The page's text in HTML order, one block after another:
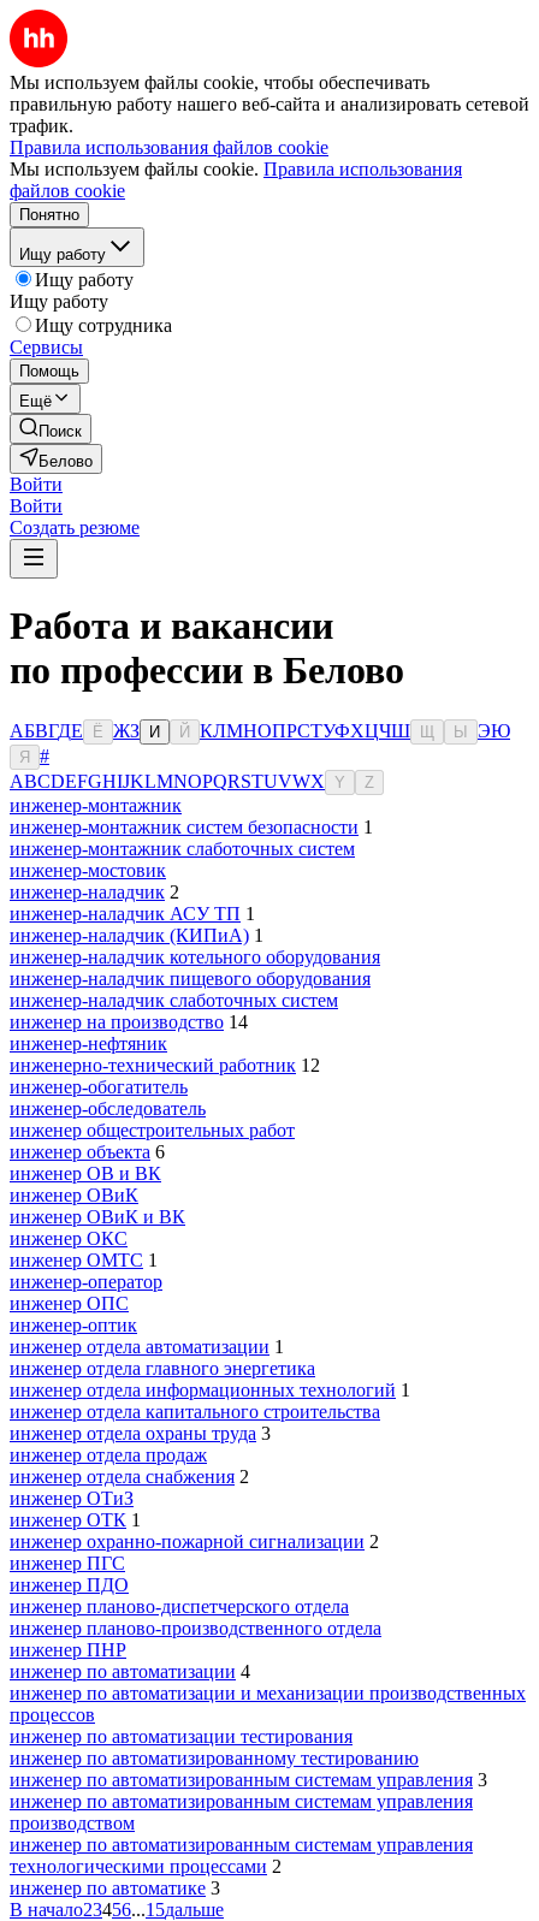
Мы используем файлы cookie, чтобы обеспечивать
правильную работу нашего веб-сайта и анализировать сетевой
трафик.
Правила использования файлов cookie
Мы используем файлы cookie. Правила использования
файлов cookie
Понятно
Ищу работу
Ищу работу
Ищу работу
Ищу сотрудника
Сервисы
Помощь
Ещё
Поиск
Белово
Войти
Войти
Создать резюме
Работа и вакансии
по профессии в Белово
АБВГДЕ Ё ЖЗ И Й КЛМНОПРСТУФХЦЧШ Ы ЭЮ
Я
#
ABCDEFGHIJKLMNOPQRSTUVWX Y Z
инженер-монтажник
инженер-монтажник систем безопасности 1
инженер-монтажник слаботочных систем
инженер-мостовик
инженер-наладчик 2
инженер-наладчик АСУ ТП 1
инженер-наладчик (КИПиА) 1
инженер-наладчик котельного оборудования
инженер-наладчик пищевого оборудования
инженер-наладчик слаботочных систем
инженер на производство 14
инженер-нефтяник
инженерно-технический работник 12
инженер-обогатитель
инженер-обследователь
инженер общестроительных работ
инженер объекта 6
инженер ОВ и ВК
инженер ОВиК
инженер ОВиК и ВК
инженер ОКС
инженер ОМТС 1
инженер-оператор
инженер ОПС
инженер-оптик
инженер отдела автоматизации 1
инженер отдела главного энергетика
инженер отдела информационных технологий 1
инженер отдела капитального строительства
инженер отдела охраны труда 3
инженер отдела продаж
инженер отдела снабжения 2
инженер ОТиЗ
инженер ОТК 1
инженер охранно-пожарной сигнализации 2
инженер ПГС
инженер ПДО
инженер планово-диспетчерского отдела
инженер планово-производственного отдела
инженер ПНР
инженер по автоматизации 4
инженер по автоматизации и механизации производственных
процессов
инженер по автоматизации тестирования
инженер по автоматизированному тестированию
инженер по автоматизированным системам управления 3
инженер по автоматизированным системам управления
производством
инженер по автоматизированным системам управления
технологическими процессами 2
инженер по автоматике 3
В начало23456...15дальше